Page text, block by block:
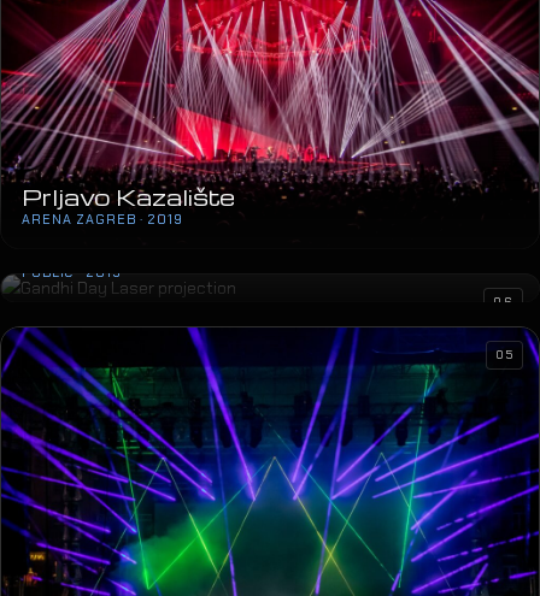
Prljavo Kazalište
ARENA ZAGREB · 2019
PUBLIC · 2019
06
05